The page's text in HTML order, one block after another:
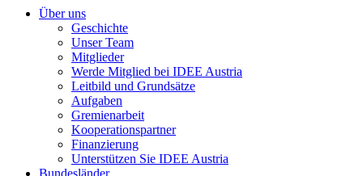
Über uns
Geschichte
Unser Team
Mitglieder
Werde Mitglied bei IDEE Austria
Leitbild und Grundsätze
Aufgaben
Gremienarbeit
Kooperationspartner
Finanzierung
Unterstützen Sie IDEE Austria
Bundesländer